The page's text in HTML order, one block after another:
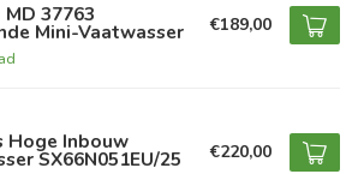
MD 37763
Mini-Vaatwasser €189,00
Hoge Inbouw
SX66N051EU/25 €220,00